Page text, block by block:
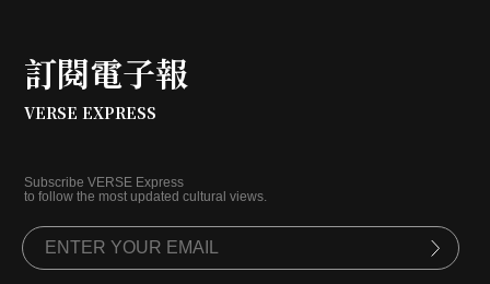
訂閱電子報
VERSE EXPRESS
Subscribe VERSE Express
to follow the most updated cultural views.